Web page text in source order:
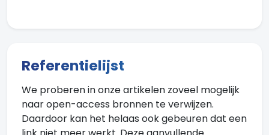
Referentielijst
We proberen in onze artikelen zoveel mogelijk
naar open-access bronnen te verwijzen.
Daardoor kan het helaas ook gebeuren dat een